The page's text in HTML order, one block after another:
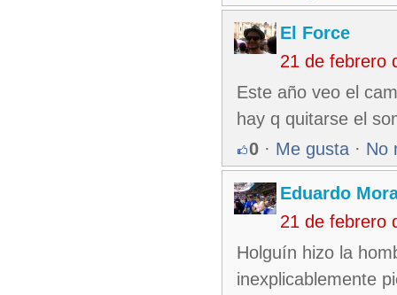
El Force
21 de febrero
Este año veo el
hay q quitarse el
0 · Me gusta · No
Eduardo
21 de febrero
Holguín hizo la
inexplicablemente